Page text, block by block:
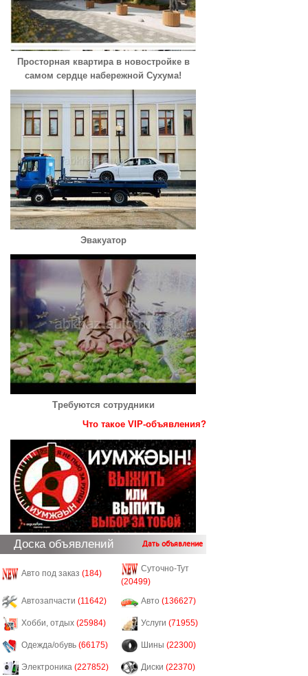
Просторная квартира в новостройке в
самом сердце набережной Сухума!
Эвакуатор
Требуются сотрудники
Что такое VIP-объявления?
Доска объявлений Дать объявление
Авто под заказ (184)
Суточно-Тут
(20499)
Автозапчасти (11642) Авто (136627)
Хобби, отдых (25984) Услуги (71955)
Одежда/обувь (66175) Шины (22300)
Электроника (227852) Диски (22370)